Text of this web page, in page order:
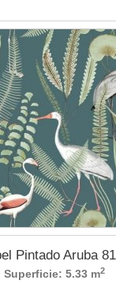
Pintado Aruba
Superficie: 5.33 m2